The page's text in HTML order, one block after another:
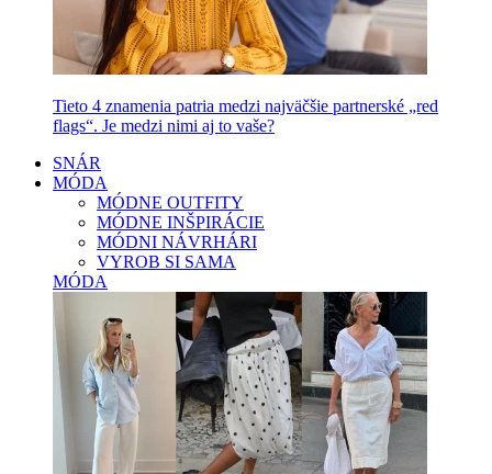
Tieto 4 znamenia patria medzi najväčšie partnerské „red
flags“. Je medzi nimi aj to vaše?
SNÁR
MÓDA
MÓDNE OUTFITY
MÓDNE INŠPIRÁCIE
MÓDNI NÁVRHÁRI
VYROB SI SAMA
MÓDA